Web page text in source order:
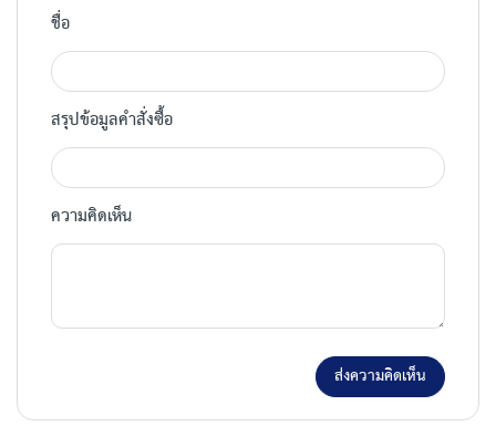
ชื่อ
สรุปข้อมูลคำสั่งซื้อ
ความคิดเห็น
ส่งความคิดเห็น